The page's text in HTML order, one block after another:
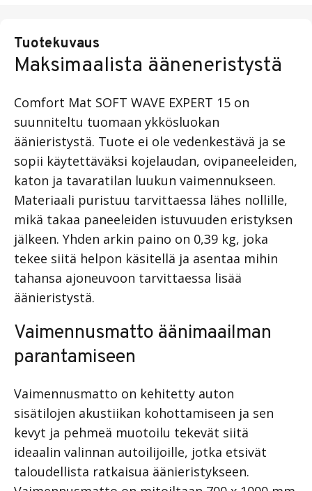
Tuotekuvaus
Maksimaalista ääneneristystä
Comfort Mat SOFT WAVE EXPERT 15 on
suunniteltu tuomaan ykkösluokan
äänieristystä. Tuote ei ole vedenkestävä ja se
sopii käytettäväksi kojelaudan, ovipaneeleiden,
katon ja tavaratilan luukun vaimennukseen.
Materiaali puristuu tarvittaessa lähes nollille,
mikä takaa paneeleiden istuvuuden eristyksen
jälkeen. Yhden arkin paino on 0,39 kg, joka
tekee siitä helpon käsitellä ja asentaa mihin
tahansa ajoneuvoon tarvittaessa lisää
äänieristystä.
Vaimennusmatto äänimaailman
parantamiseen
Vaimennusmatto on kehitetty auton
sisätilojen akustiikan kohottamiseen ja sen
kevyt ja pehmeä muotoilu tekevät siitä
ideaalin valinnan autoilijoille, jotka etsivät
taloudellista ratkaisua äänieristykseen.